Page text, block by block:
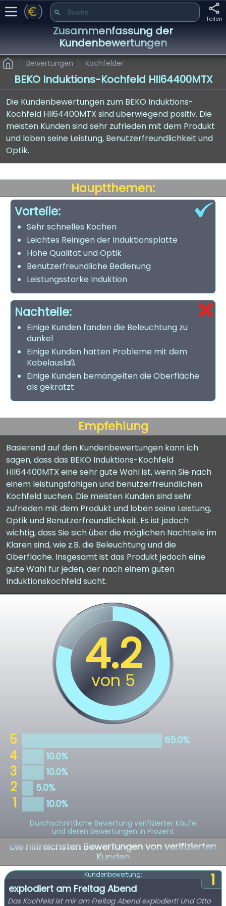
Teilen
Zusammenfassung der
Kundenbewertungen
Bewertungen Kochfelder
BEKO Induktions-Kochfeld HII64400MTX
Die Kundenbewertungen zum BEKO Induktions-
Kochfeld HII64400MTX sind überwiegend positiv. Die
meisten Kunden sind sehr zufrieden mit dem Produkt
und loben seine Leistung, Benutzerfreundlichkeit und
Optik.
Hauptthemen:
Vorteile:
Sehr schnelles Kochen
Leichtes Reinigen der Induktionsplatte
Hohe Qualität und Optik
Benutzerfreundliche Bedienung
Leistungsstarke Induktion
Nachteile:
Einige Kunden fanden die Beleuchtung zu
dunkel
Einige Kunden hatten Probleme mit dem
Kabelauslaß
Einige Kunden bemängelten die Oberfläche
als gekratzt
Empfehlung
Basierend auf den Kundenbewertungen kann ich
sagen, dass das BEKO Induktions-Kochfeld
HII64400MTX eine sehr gute Wahl ist, wenn Sie nach
einem leistungsfähigen und benutzerfreundlichen
Kochfeld suchen. Die meisten Kunden sind sehr
zufrieden mit dem Produkt und loben seine Leistung,
Optik und Benutzerfreundlichkeit. Es ist jedoch
wichtig, dass Sie sich über die möglichen Nachteile im
Klaren sind, wie z.B. die Beleuchtung und die
Oberfläche. Insgesamt ist das Produkt jedoch eine
gute Wahl für jeden, der nach einem guten
Induktionskochfeld sucht.
Durchschnittliche Bewertung verifizierter Käufe
und deren Bewertungen in Prozent
Die hilfreichsten Bewertungen von verifizierten
Kunden
1
Kundenbewertung:
explodiert am Freitag Abend
Das Kochfeld ist mir am Freitag Abend explodiert! Und Otto